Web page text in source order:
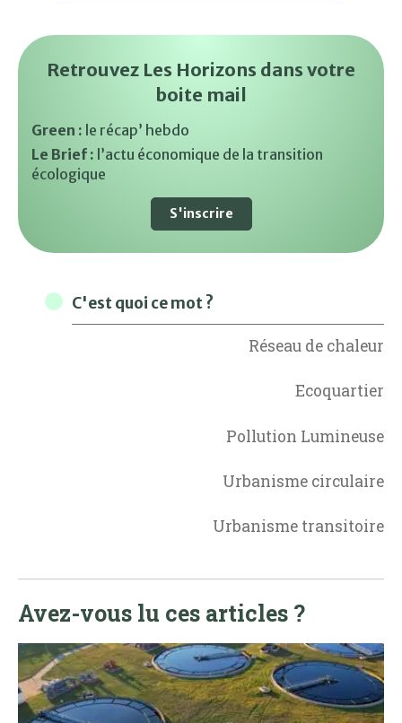
Retrouvez Les Horizons dans votre
boite mail
Green : le récap’ hebdo
Le Brief : l’actu économique de la transition
écologique
S'inscrire
C'est quoi ce mot ?
Réseau de chaleur
Ecoquartier
Pollution Lumineuse
Urbanisme circulaire
Urbanisme transitoire
Avez-vous lu ces articles ?